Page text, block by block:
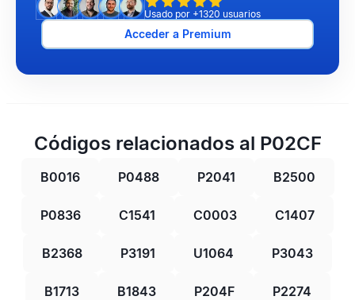
Usado por +1320 usuarios
Acceder a Premium
Códigos relacionados al P02CF
B0016 P0488 P2041 B2500
P0836 C1541 C0003 C1407
B2368 P3191 U1064 P3043
B1713 B1843 P204F P2274